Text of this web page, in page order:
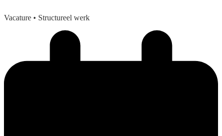
Vacature • Structureel werk